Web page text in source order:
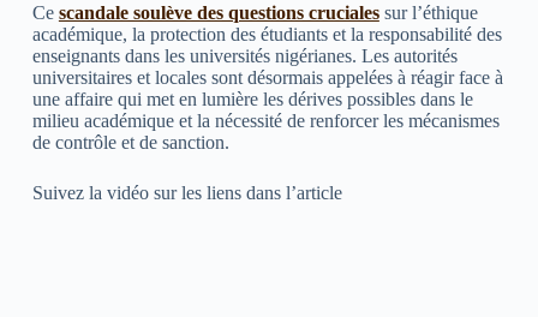
Ce scandale soulève des questions crucialessur l’éthique
académique, la protection des étudiants et la responsabilité des
enseignants dans les universités nigérianes. Les autorités
universitaires et locales sont désormais appelées à réagir face à
une affaire qui met en lumière les dérives possibles dans le
milieu académique et la nécessité de renforcer les mécanismes
de contrôle et de sanction.
Suivez la vidéo sur les liens dans l’article